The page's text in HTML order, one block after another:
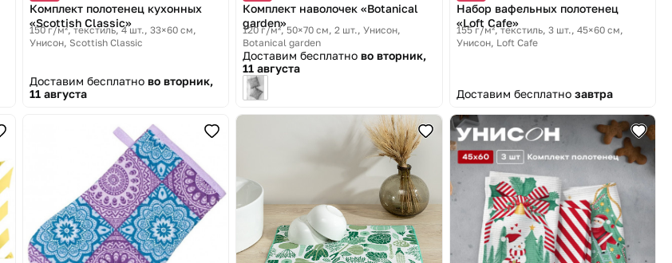
Комплект полотенец кухонных
«Scottish Classic»
150 г/м², текстиль, 4 шт., 33×60 см
Унисон, Scottish Classic
Доставим бесплатно во вторник,
11 августа
Комплект наволочек «Botanical
garden»
120 г/м², 50×70 см, 2 шт. Унисон,
Botanical garden
Доставим бесплатно во вторник,
11 августа
Набор вафельных полотенец
«Loft Cafe»
155 г/м², текстиль, 3 шт., 45×60 см
Унисон, Loft Cafe
Доставим бесплатно завтра